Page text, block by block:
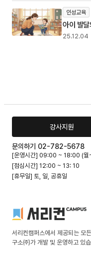
인성교육
아이 발
25.12.04
강사지원
문의하기 02-782-5678
[운영시간] 09:00 ~ 18:00 (월
[점심시간] 12:00 ~ 13: 10
[휴무일] 토, 일, 공휴일
서리컨캠퍼스에서 제공되는 모
구소㈜가 개발 및 운영하고 있